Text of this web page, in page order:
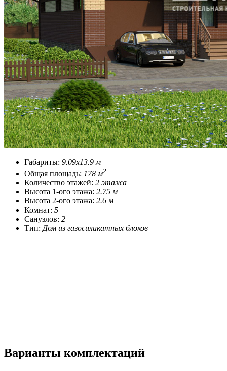
Габариты: 9.09x13.9 м
Общая площадь: 178 м2
Количество этажей: 2 этажа
Высота 1-ого этажа: 2.75 м
Высота 2-ого этажа: 2.6 м
Комнат: 5
Санузлов: 2
Тип: Дом из газосиликатных блоков
Варианты комплектаций